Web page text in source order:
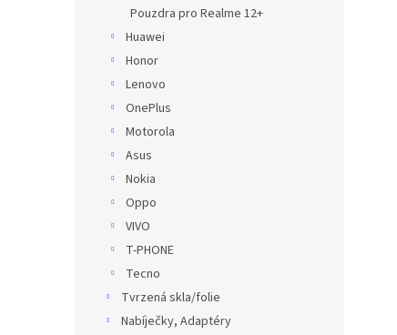
Pouzdra pro Realme 12+
Huawei
Honor
Lenovo
OnePlus
Motorola
Asus
Nokia
Oppo
VIVO
T-PHONE
Tecno
Tvrzená skla/folie
Nabíječky, Adaptéry